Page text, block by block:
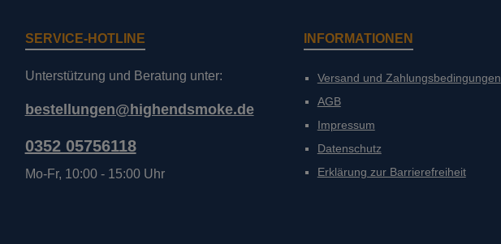
SERVICE-HOTLINE
Unterstützung und Beratung unter:
bestellungen@highendsmoke.de
0352 05756118
Mo-Fr, 10:00 - 15:00 Uhr
INFORMATIONEN
Versand und Zahlungsbedingungen
AGB
Impressum
Datenschutz
Erklärung zur Barrierefreiheit